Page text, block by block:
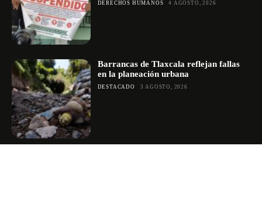
DERECHOS HUMANOS 4 AGOSTO, 2026
Barrancas de Tlaxcala reflejan fallas
en la planeación urbana
DESTACADO 3 AGOSTO, 2026